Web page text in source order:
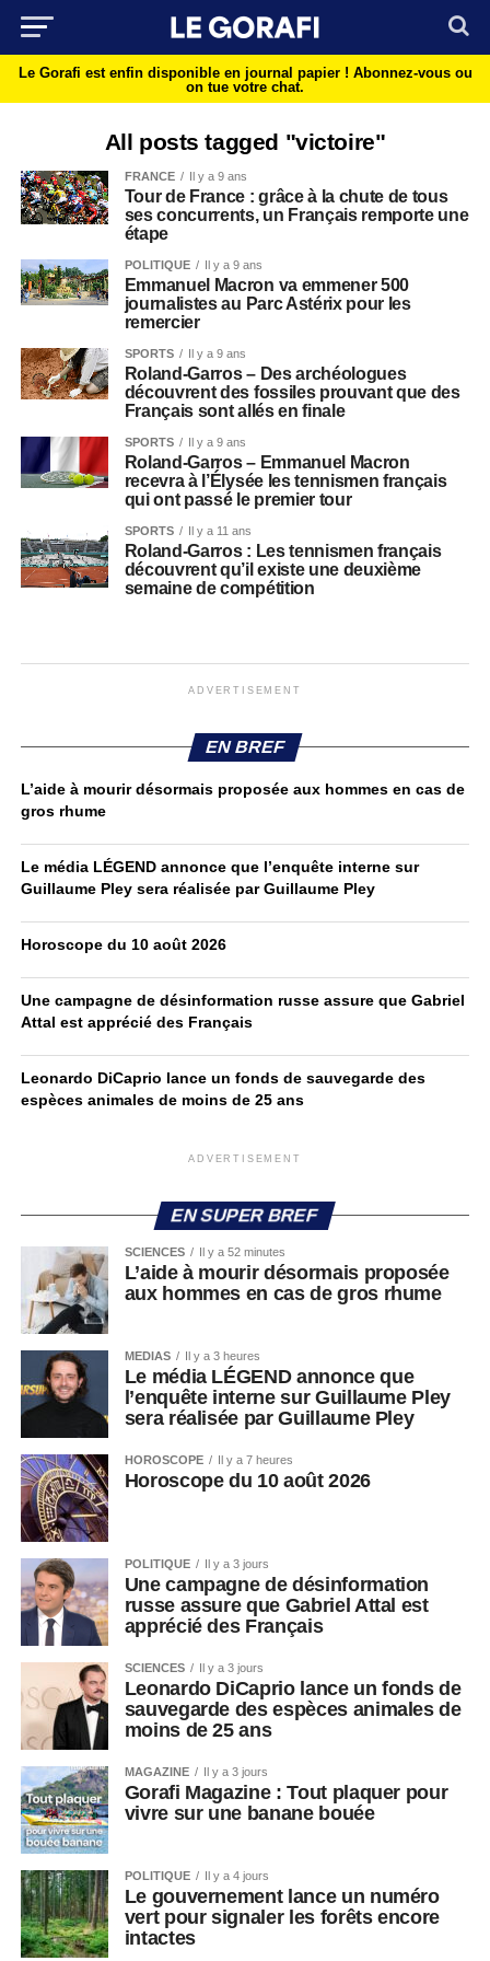
Le Gorafi est enfin disponible en journal papier ! Abonnez-vous ou
on tue votre chat.
All posts tagged "victoire"
FRANCE Il y a 9 ans
Tour de France : grâce à la chute de tous
ses concurrents, un Français remporte une
étape
POLITIQUE Il y a 9 ans
Emmanuel Macron va emmener 500
journalistes au Parc Astérix pour les
remercier
SPORTS Il y a 9 ans
Roland-Garros – Des archéologues
découvrent des fossiles prouvant que des
Français sont allés en finale
SPORTS Il y a 9 ans
Roland-Garros – Emmanuel Macron
recevra à l’Élysée les tennismen français
qui ont passé le premier tour
SPORTS Il y a 11 ans
Roland-Garros : Les tennismen français
découvrent qu’il existe une deuxième
semaine de compétition
ADVERTISEMENT
EN BREF
L’aide à mourir désormais proposée aux hommes en cas de
gros rhume
Le média LÉGEND annonce que l’enquête interne sur
Guillaume Pley sera réalisée par Guillaume Pley
Horoscope du 10 août 2026
Une campagne de désinformation russe assure que Gabriel
Attal est apprécié des Français
Leonardo DiCaprio lance un fonds de sauvegarde des
espèces animales de moins de 25 ans
ADVERTISEMENT
EN SUPER BREF
SCIENCES Il y a 52 minutes
L’aide à mourir désormais proposée
aux hommes en cas de gros rhume
MEDIAS Il y a 3 heures
Le média LÉGEND annonce que
l’enquête interne sur Guillaume Pley
sera réalisée par Guillaume Pley
HOROSCOPE Il y a 7 heures
Horoscope du 10 août 2026
POLITIQUE Il y a 3 jours
Une campagne de désinformation
russe assure que Gabriel Attal est
apprécié des Français
SCIENCES Il y a 3 jours
Leonardo DiCaprio lance un fonds de
sauvegarde des espèces animales de
moins de 25 ans
MAGAZINE Il y a 3 jours
Gorafi Magazine : Tout plaquer pour
vivre sur une banane bouée
POLITIQUE Il y a 4 jours
Le gouvernement lance un numéro
vert pour signaler les forêts encore
intactes